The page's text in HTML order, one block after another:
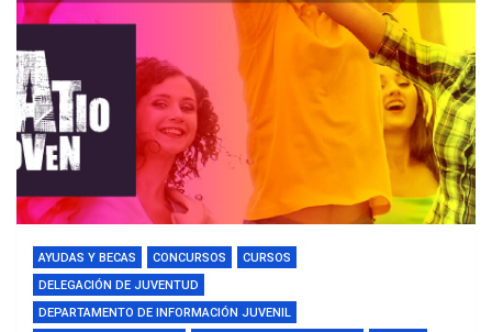
AYUDAS Y BECAS CONCURSOS
CURSOS
DELEGACIÓN DE JUVENTUD
DEPARTAMENTO DE INFORMACIÓN JUVENIL